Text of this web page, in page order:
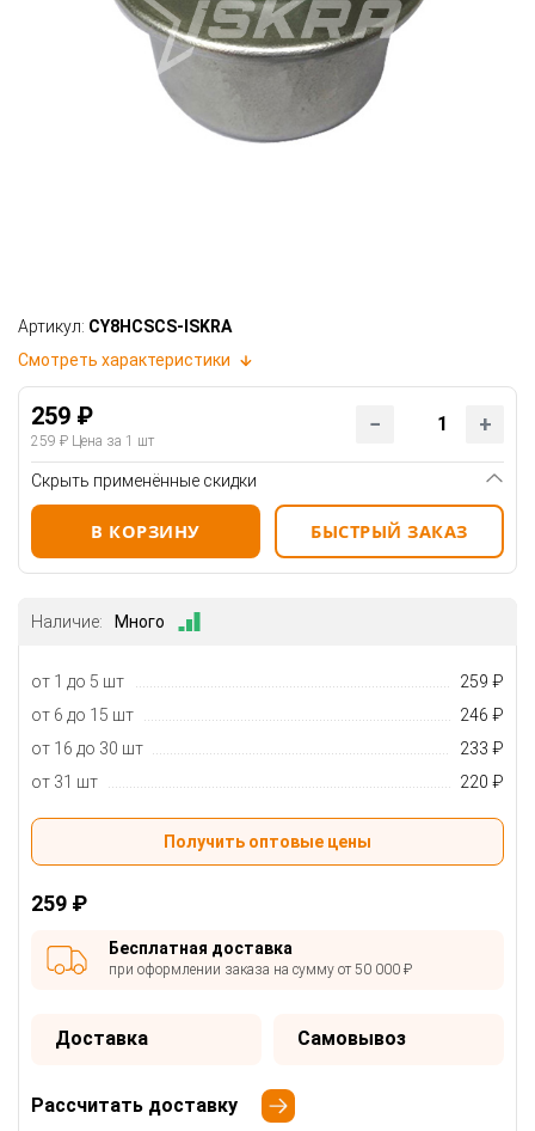
Артикул: CY8HCSCS-ISKRA
Смотреть характеристики
259 ₽
259 ₽ Цена за 1 шт
Скрыть применённые скидки
В КОРЗИНУ БЫСТРЫЙ ЗАКАЗ
Наличие: Много
от 1 до 5 шт
259 ₽
от 6 до 15 шт
246 ₽
от 16 до 30 шт
233 ₽
от 31 шт
220 ₽
Получить оптовые цены
259 ₽
Бесплатная доставка
при оформлении заказа на сумму от 50 000 ₽
Доставка Самовывоз
Рассчитать доставку